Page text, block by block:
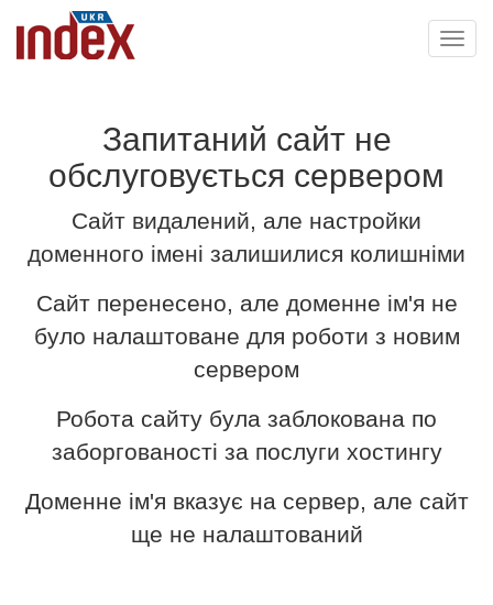
Запитаний сайт не
обслуговується сервером
Сайт видалений, але настройки
доменного імені залишилися колишніми
Сайт перенесено, але доменне ім'я не
було налаштоване для роботи з новим
сервером
Робота сайту була заблокована по
заборгованості за послуги хостингу
Доменне ім'я вказує на сервер, але сайт
ще не налаштований